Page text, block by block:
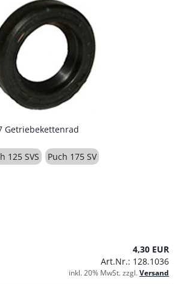
Getriebekettenrad
125 SVS Puch 175 SV
4,30 EUR
Art.Nr.: 128.1036
inkl. 20% MwSt. zzgl.Versand